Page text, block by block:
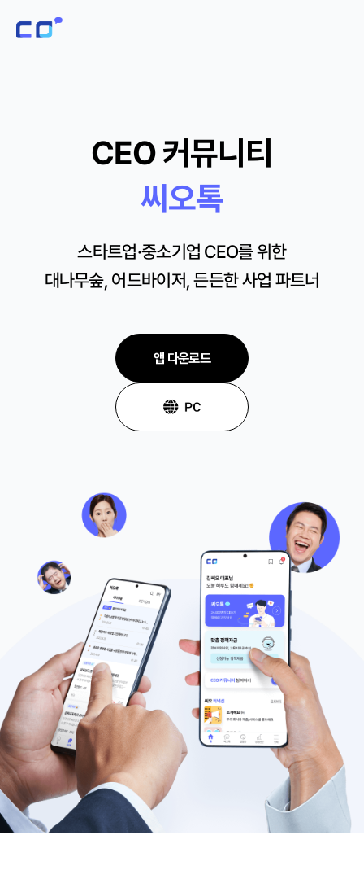
CEO 커뮤니티
씨오톡
스타트업·중소기업 CEO를 위한
대나무숲, 어드바이저, 든든한 사업 파트너
앱 다운로드